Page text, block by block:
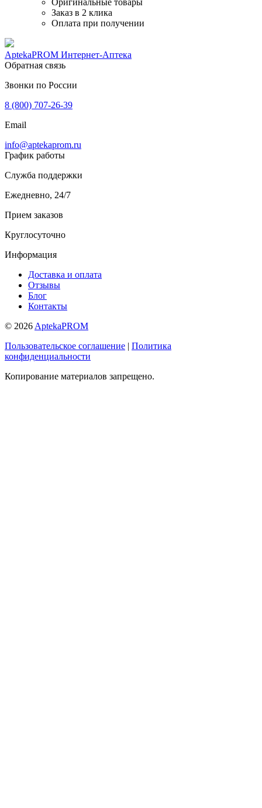
Оригинальные товары
Заказ в 2 клика
Оплата при получении
AptekaPROM Интернет-Аптека
Обратная связь
Звонки по России
8 (800) 707-26-39
Email
info@aptekaprom.ru
График работы
Служба поддержки
Ежедневно, 24/7
Прием заказов
Круглосуточно
Информация
Доставка и оплата
Отзывы
Блог
Контакты
© 2026AptekaPROM
Пользовательское соглашение | Политика
конфиденциальности
Копирование материалов запрещено.